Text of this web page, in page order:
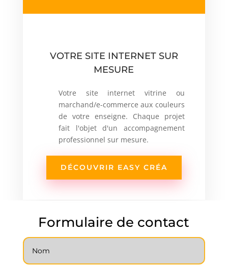
VOTRE SITE INTERNET SUR
MESURE
Votre site internet vitrine ou
marchand/e-commerce aux couleurs
de votre enseigne. Chaque projet
fait l'objet d'un accompagnement
professionnel sur mesure.
DÉCOUVRIR EASY CRÉA
Formulaire de contact